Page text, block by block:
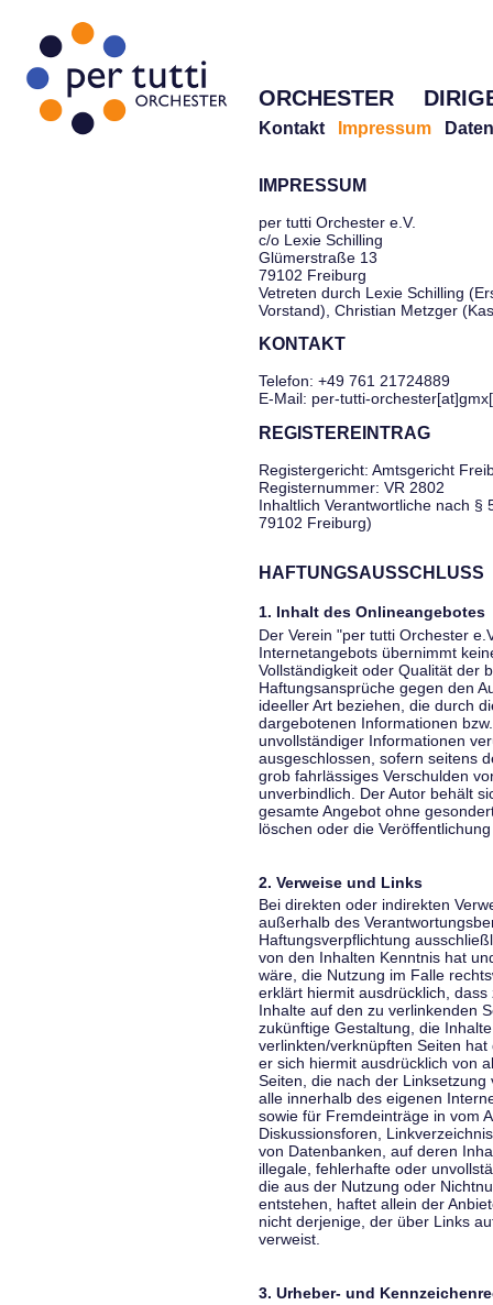
ORCHESTER
Kontakt Impressum
IMPRESSUM
per tutti Orchester e.V.
c/o Lexie Schilling
Glümerstraße 13
79102 Freiburg
Vetreten durch Lexie Schilling
Vorstand), Christian Metzger
KONTAKT
Telefon: +49 761 21724889
E-Mail: per-tutti-
REGISTEREINTRAG
Registergericht: Amtsgericht
Registernummer: VR 2802
Inhaltlich Verantwortliche nach §
79102 Freiburg)
HAFTUNGSAUSSCHLUSS
1. Inhalt des Onlineangebotes
Der Verein "per tutti Orchester
Internetangebots übernimmt
Vollständigkeit oder Qualität der
Haftungsansprüche gegen den
ideeller Art beziehen, die durch
dargebotenen Informationen
unvollständiger Informationen
ausgeschlossen, sofern seitens
grob fahrlässiges Verschulden
unverbindlich. Der Autor behält
gesamte Angebot ohne
löschen oder die
2. Verweise und Links
Bei direkten oder indirekten
außerhalb des
Haftungsverpflichtung
von den Inhalten Kenntnis hat
wäre, die Nutzung im Falle
erklärt hiermit ausdrücklich,
Inhalte auf den zu verlinkenden
zukünftige Gestaltung, die
verlinkten/verknüpften Seiten
er sich hiermit ausdrücklich von
Seiten, die nach der
alle innerhalb des eigenen
sowie für Fremdeinträge in vom
Diskussionsforen,
von Datenbanken, auf deren
illegale, fehlerhafte oder
die aus der Nutzung oder
entstehen, haftet allein der
nicht derjenige, der über Links
verweist.
3. Urheber- und